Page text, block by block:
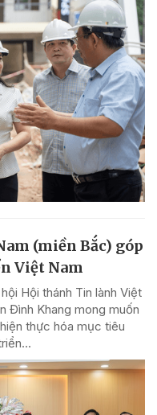
(miền Bắc) góp
Việt Nam
Hội thánh Tin lành Việt
Đình Khang mong muốn
thực hóa mục tiêu